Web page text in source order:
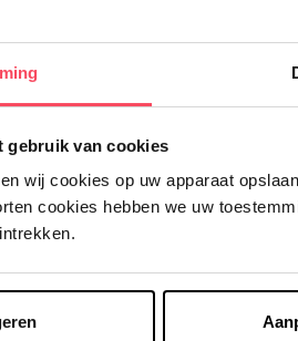
gebruik van cookies
wij cookies op uw apparaat
cookies hebben we uw
Nog